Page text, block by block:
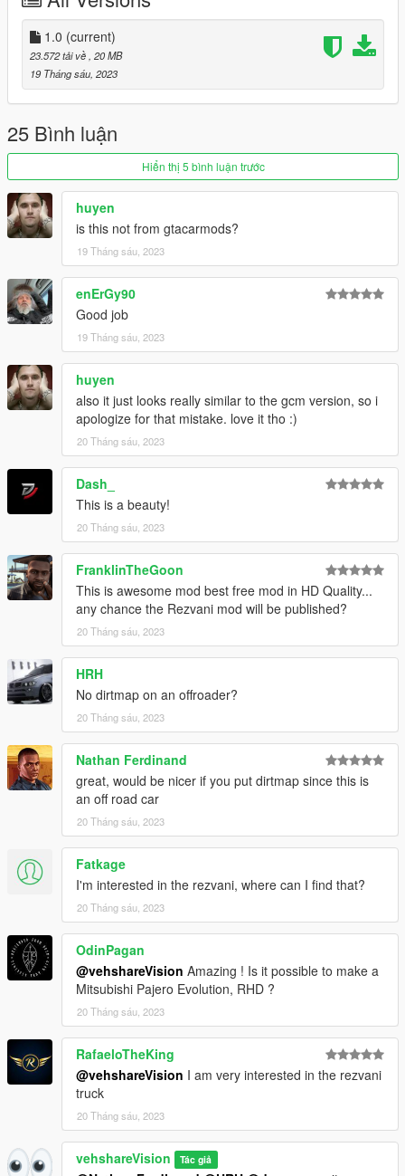
Primary- Body (full outer shell)
Secondary- Skid Plate (below front bumper)
Dashboard (benny's)
LIVERY NOT SUPPORTED
installation instructions available in theREADME.htmlfile
within the .rar
https://vehsharevision.com/
vehshareVision Discord
1.0 (current)
23.572 tải về , 20 MB
19 Tháng sáu, 2023
25 Bình luận
Hiển thị 5 bình luận trước
huyen
is this not from gtacarmods?
19 Tháng sáu, 2023
enErGy90
Good job
19 Tháng sáu, 2023
huyen
also it just looks really similar to the gcm version, so i
apologize for that mistake. love it tho :)
20 Tháng sáu, 2023
Dash_
This is a beauty!
20 Tháng sáu, 2023
FranklinTheGoon
This is awesome mod best free mod in HD Quality...
any chance the Rezvani mod will be published?
20 Tháng sáu, 2023
HRH
No dirtmap on an offroader?
20 Tháng sáu, 2023
Nathan Ferdinand
great, would be nicer if you put dirtmap since this is
an off road car
20 Tháng sáu, 2023
Fatkage
I'm interested in the rezvani, where can I find that?
20 Tháng sáu, 2023
OdinPagan
@vehshareVision Amazing ! Is it possible to make a
Mitsubishi Pajero Evolution, RHD ?
20 Tháng sáu, 2023
RafaeloTheKing
@vehshareVision I am very interested in the rezvani
truck
20 Tháng sáu, 2023
vehshareVision Tác giả